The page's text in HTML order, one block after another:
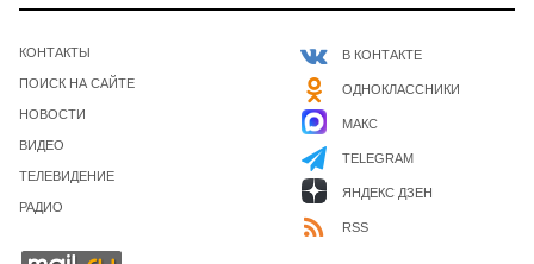
КОНТАКТЫ
ПОИСК НА САЙТЕ
НОВОСТИ
ВИДЕО
ТЕЛЕВИДЕНИЕ
РАДИО
В КОНТАКТЕ
ОДНОКЛАССНИКИ
МАКС
TELEGRAM
ЯНДЕКС ДЗЕН
RSS